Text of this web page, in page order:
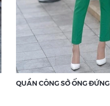
QUẦN CÔNG SỞ ỐNG ĐỨNG